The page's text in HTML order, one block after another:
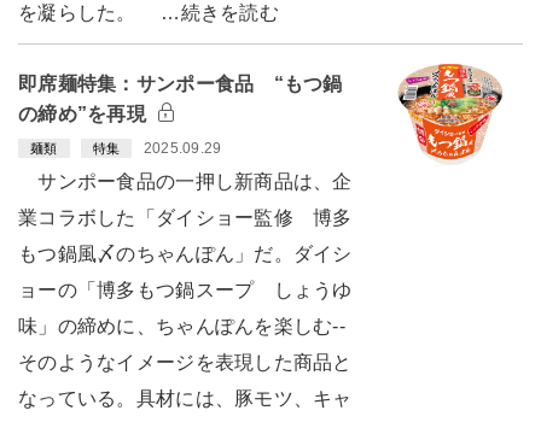
を凝らした。 …続きを読む
即席麺特集：サンポー食品 “もつ鍋
の締め”を再現
麺類 特集 2025.09.29
サンポー食品の一押し新商品は、企
業コラボした「ダイショー監修 博多
もつ鍋風〆のちゃんぽん」だ。ダイシ
ョーの「博多もつ鍋スープ しょうゆ
味」の締めに、ちゃんぽんを楽しむ--
そのようなイメージを表現した商品と
なっている。具材には、豚モツ、キャ